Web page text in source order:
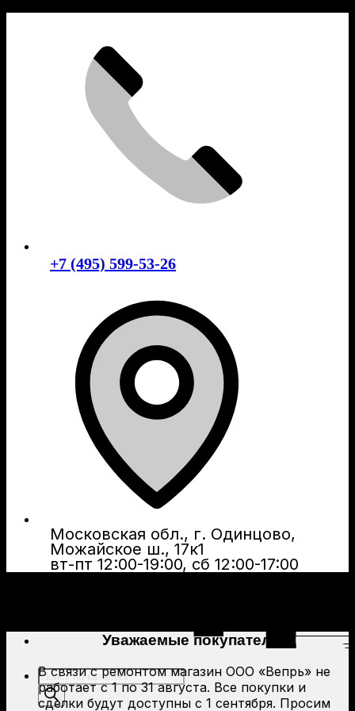
+7 (495) 599-53-26
Московская обл., г. Одинцово,
Можайское ш., 17к1
вт-пт 12:00-19:00, сб 12:00-17:00
Поиск
товаров
Уважаемые покупатели!
В связи с ремонтом магазин ООО «Вепрь» не
работает с 1 по 31 августа. Все покупки и
сделки будут доступны с 1 сентября. Просим